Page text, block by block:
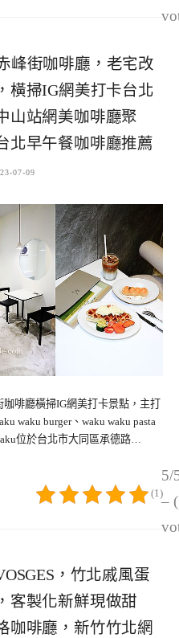
峰街咖啡廳，老宅改
橫掃IG網美打卡台北
山站網美咖啡廳聚
北早午餐咖啡廳推薦
07-09
啡廳橫掃IG網美打卡景點，主打
waku burger、waku waku pasta
位於台北市大同區承德路…
5/
–
(1)
，竹北戚風蛋
客製化新鮮現做甜
咖啡廳，新竹竹北網